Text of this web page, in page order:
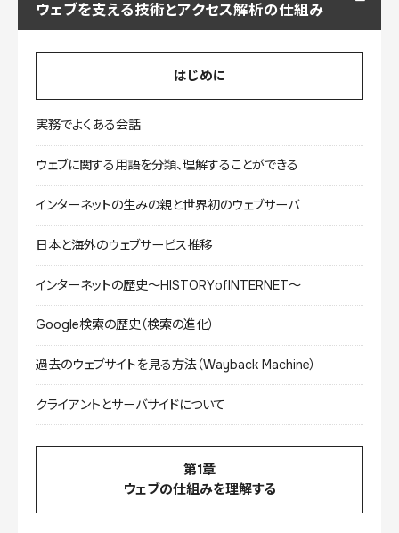
ウェブを支える技術とアクセス解析の仕組み
はじめに
実務でよくある会話
ウェブに関する用語を分類、理解することができる
インターネットの生みの親と世界初のウェブサーバ
日本と海外のウェブサービス推移
インターネットの歴史〜HISTORYofINTERNET〜
Google検索の歴史（検索の進化）
過去のウェブサイトを見る方法（Wayback Machine）
クライアントとサーバサイドについて
第1章
ウェブの仕組みを理解する